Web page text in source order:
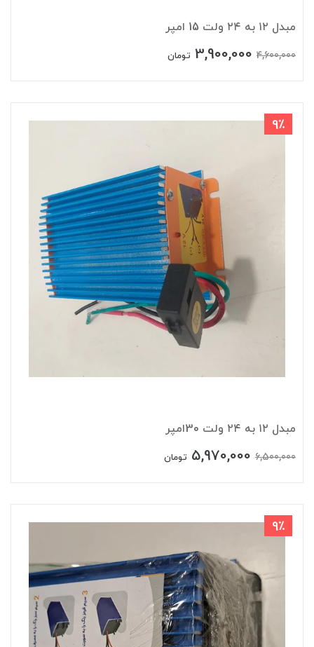
مبدل ۱۲ به ۲۴ ولت 15 امپر
4,600,000
3,900,000 تومان
9٪
مبدل ۱۲ به ۲۴ ولت 30امپر
6,500,000
5,970,000 تومان
9٪